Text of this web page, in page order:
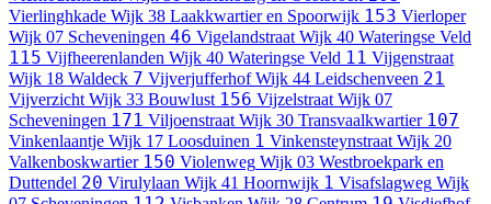
Vierlinghkade Wijk 38 Laakkwartier en Spoorwijk 153 Vierloper
Wijk 07 Scheveningen 46 Vigelandstraat Wijk 40 Wateringse Veld
115 Vijfheerenlanden Wijk 40 Wateringse Veld 11 Vijgenstraat
Wijk 18 Waldeck 7 Vijverjufferhof Wijk 44 Leidschenveen 21
Vijverzicht Wijk 33 Bouwlust 156 Vijzelstraat Wijk 07
Scheveningen 171 Viljoenstraat Wijk 30 Transvaalkwartier 107
Vinkenlaantje Wijk 17 Loosduinen 1 Vinkensteynstraat Wijk 20
Valkenboskwartier 150 Violenweg Wijk 03 Westbroekpark en
Duttendel 20 Virulylaan Wijk 41 Hoornwijk 1 Visafslagweg Wijk